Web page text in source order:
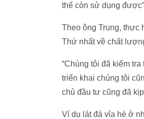
thể còn sử dụng
Theo ông Trung, thực
Thứ nhất về chất
“Chúng tôi đã kiểm
triển khai chúng tôi
chủ đầu tư cũng đã
Ví dụ lát đá vỉa hè ở